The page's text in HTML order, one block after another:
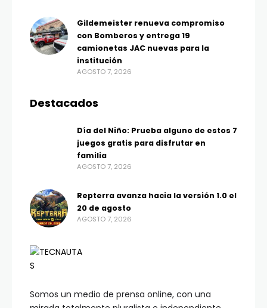
Somos un medio de prensa online, con una
Gildemeister renueva compromiso
con Bomberos y entrega 19
camionetas JAC nuevas para la
institución
AGOSTO 7, 2026
Destacados
Día del Niño: Prueba alguno de estos 7
juegos gratis para disfrutar en
familia
AGOSTO 7, 2026
Repterra avanza hacia la versión 1.0 el
20 de agosto
AGOSTO 7, 2026